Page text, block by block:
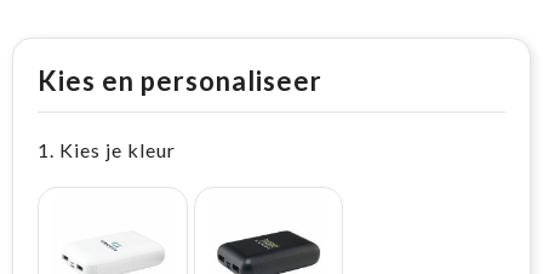
Kies en personaliseer
1. Kies je kleur